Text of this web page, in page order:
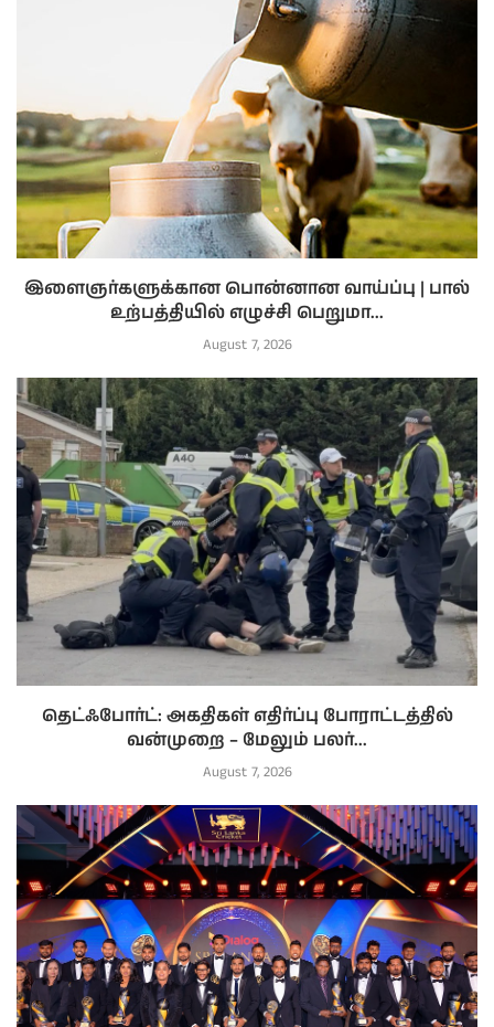
இளைஞர்களுக்கான பொன்னான வாய்ப்பு | பால்
உற்பத்தியில் எழுச்சி பெறுமா...
August 7, 2026
தெட்ஃபோர்ட்: அகதிகள் எதிர்ப்பு போராட்டத்தில்
வன்முறை – மேலும் பலர்...
August 7, 2026